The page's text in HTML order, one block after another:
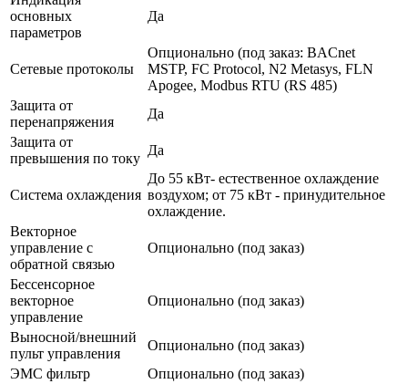
основных
параметров
Да
Сетевые протоколы
Опционально (под заказ: BACnet
MSTP, FC Protocol, N2 Metasys, FLN
Apogee, Modbus RTU (RS 485)
Защита от
перенапряжения
Да
Защита от
превышения по току
Да
Система охлаждения
До 55 кВт- естественное охлаждение
воздухом; от 75 кВт - принудительное
охлаждение.
Векторное
управление с
обратной связью
Опционально (под заказ)
Бессенсорное
векторное
управление
Опционально (под заказ)
Выносной/внешний
пульт управления
Опционально (под заказ)
ЭМС фильтр
Опционально (под заказ)